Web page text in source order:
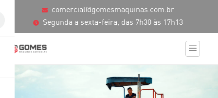
comercial@gomesmaquinas.com.br
Segunda a sexta-feira, das 7h30 às 17h13